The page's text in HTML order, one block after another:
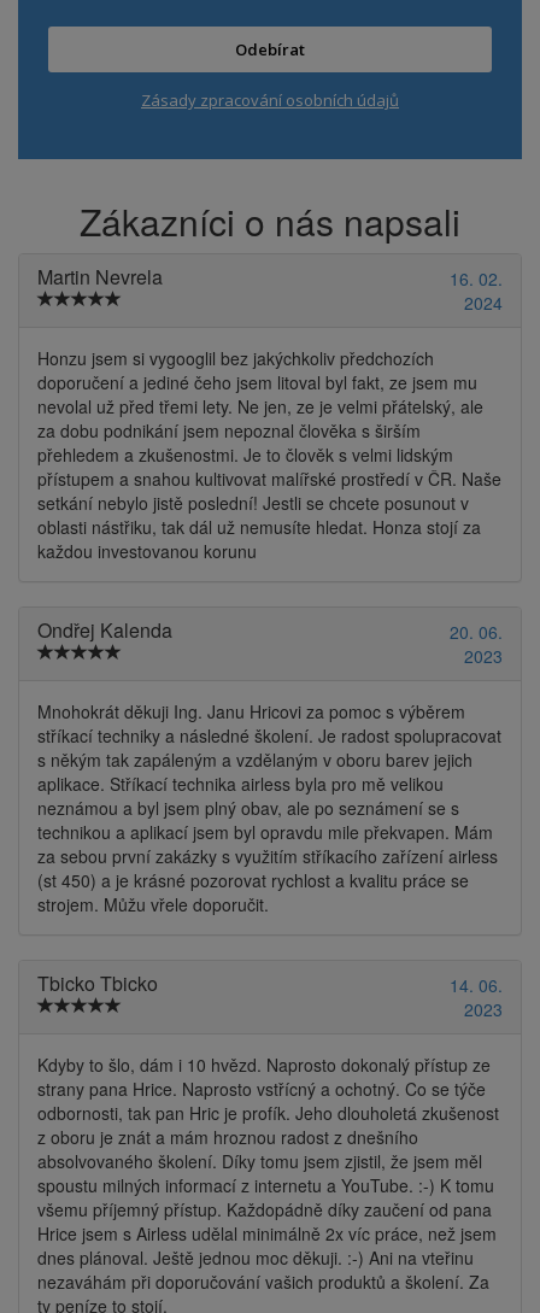
Odebírat
Zásady zpracování osobních údajů
Zákazníci o nás napsali
Martin Nevrela
16. 02.
2024
Honzu jsem si vygooglil bez jakýchkoliv předchozích
doporučení a jediné čeho jsem litoval byl fakt, ze jsem mu
nevolal už před třemi lety. Ne jen, ze je velmi přátelský, ale
za dobu podnikání jsem nepoznal člověka s širším
přehledem a zkušenostmi. Je to člověk s velmi lidským
přístupem a snahou kultivovat malířské prostředí v ČR. Naše
setkání nebylo jistě poslední! Jestli se chcete posunout v
oblasti nástřiku, tak dál už nemusíte hledat. Honza stojí za
každou investovanou korunu
Ondřej Kalenda
20. 06.
2023
Mnohokrát děkuji Ing. Janu Hricovi za pomoc s výběrem
stříkací techniky a následné školení. Je radost spolupracovat
s někým tak zapáleným a vzdělaným v oboru barev jejich
aplikace. Stříkací technika airless byla pro mě velikou
neznámou a byl jsem plný obav, ale po seznámení se s
technikou a aplikací jsem byl opravdu mile překvapen. Mám
za sebou první zakázky s využitím stříkacího zařízení airless
(st 450) a je krásné pozorovat rychlost a kvalitu práce se
strojem. Můžu vřele doporučit.
Tbicko Tbicko
14. 06.
2023
Kdyby to šlo, dám i 10 hvězd. Naprosto dokonalý přístup ze
strany pana Hrice. Naprosto vstřícný a ochotný. Co se týče
odbornosti, tak pan Hric je profík. Jeho dlouholetá zkušenost
z oboru je znát a mám hroznou radost z dnešního
absolvovaného školení. Díky tomu jsem zjistil, že jsem měl
spoustu milných informací z internetu a YouTube. :-) K tomu
všemu příjemný přístup. Každopádně díky zaučení od pana
Hrice jsem s Airless udělal minimálně 2x víc práce, než jsem
dnes plánoval. Ještě jednou moc děkuji. :-) Ani na vteřinu
nezaváhám při doporučování vašich produktů a školení. Za
ty peníze to stojí.